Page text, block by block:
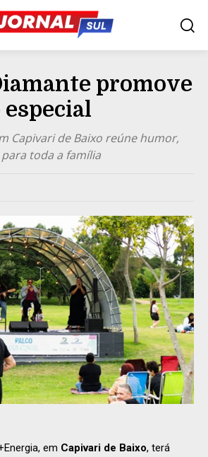
promove
Capivari de Baixo reúne humor,
toda a família
em Capivari de Baixo, terá